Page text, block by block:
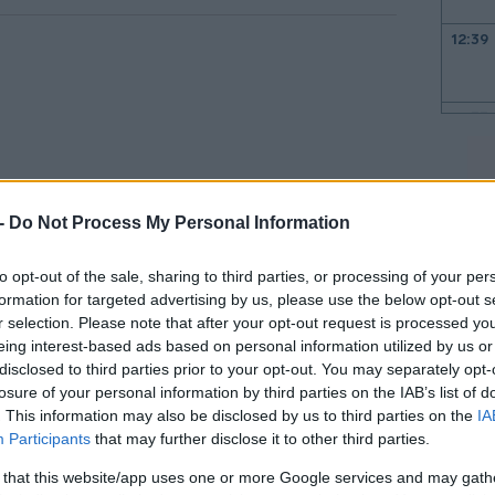
Do Not Process My Personal Information
opt-out of the sale, sharing to third parties, or processing of your
for targeted advertising by us, please use the below opt-out
selection. Please note that after your opt-out request is processed
interest-based ads based on personal information utilized by us
to third parties prior to your opt-out. You may separately
of your personal information by third parties on the IAB’s list of
This information may also be disclosed by us to third parties on the
Participants that may further disclose it to other third parties.
that this website/app uses one or more Google services and may
η εφημερίδα New York Post.
αίτια του δυστυχήματος, ωστόσο στην
για εγκληματική ενέργεια,
12:39
12:33
12:23
12:20
12:07
12:04